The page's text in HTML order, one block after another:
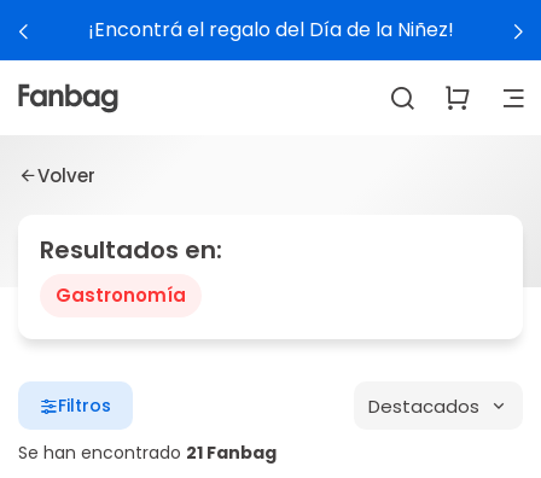
¡Encontrá el regalo del Día de la Niñez!
Volver
Resultados en:
Gastronomía
Se han encontrado 21 Fanbag
Filtros Destacados